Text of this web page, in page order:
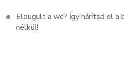
Eldugult a wc? Így hárítsd el a
nélkül!